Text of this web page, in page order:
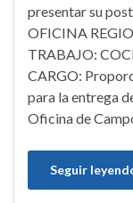
presentar su
OFICINA
TRABAJO:
CARGO:
para la entrega
Oficina de
Seguir